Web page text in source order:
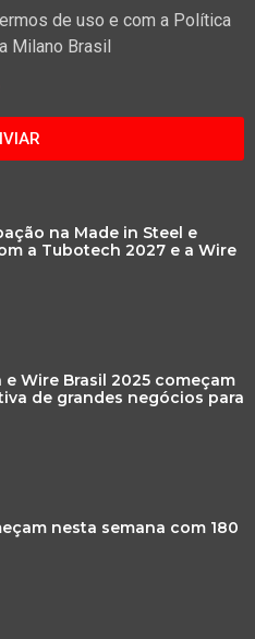
de uso e com a Política
Milano Brasil
na Made in Steel e
a Tubotech 2027 e a Wire
Wire Brasil 2025 começam
de grandes negócios para
nesta semana com 180